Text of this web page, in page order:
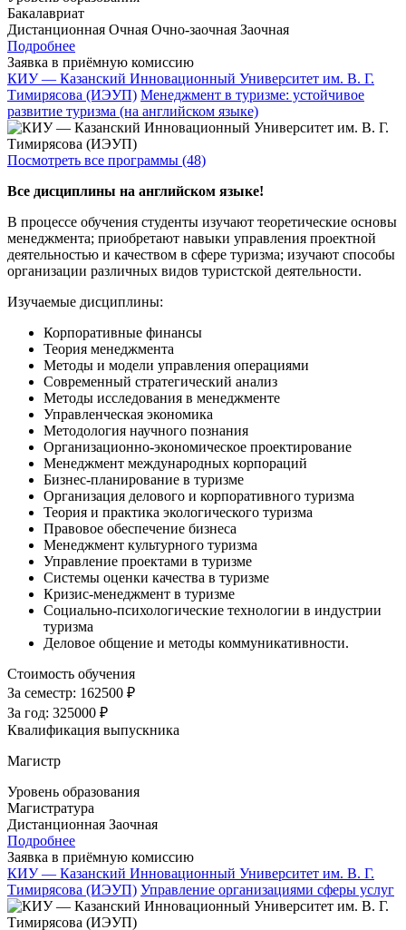
Бакалавриат
Дистанционная Очная Очно-заочная Заочная
Подробнее
Заявка в приёмную комиссию
КИУ — Казанский Инновационный Университет им. В. Г.
Тимирясова (ИЭУП) Менеджмент в туризме: устойчивое
развитие туризма (на английском языке)
Посмотреть все программы (48)
Все дисциплины на английском языке!
В процессе обучения студенты изучают теоретические основы
менеджмента; приобретают навыки управления проектной
деятельностью и качеством в сфере туризма; изучают способы
организации различных видов туристской деятельности.
Изучаемые дисциплины:
Корпоративные финансы
Теория менеджмента
Методы и модели управления операциями
Современный стратегический анализ
Методы исследования в менеджменте
Управленческая экономика
Методология научного познания
Организационно-экономическое проектирование
Менеджмент международных корпораций
Бизнес-планирование в туризме
Организация делового и корпоративного туризма
Теория и практика экологического туризма
Правовое обеспечение бизнеса
Менеджмент культурного туризма
Управление проектами в туризме
Системы оценки качества в туризме
Кризис-менеджмент в туризме
Социально-психологические технологии в индустрии
туризма
Деловое общение и методы коммуникативности.
Стоимость обучения
За семестр: 162500 ₽
За год: 325000 ₽
Квалификация выпускника
Магистр
Уровень образования
Магистратура
Дистанционная Заочная
Подробнее
Заявка в приёмную комиссию
КИУ — Казанский Инновационный Университет им. В. Г.
Тимирясова (ИЭУП) Управление организациями сферы услуг